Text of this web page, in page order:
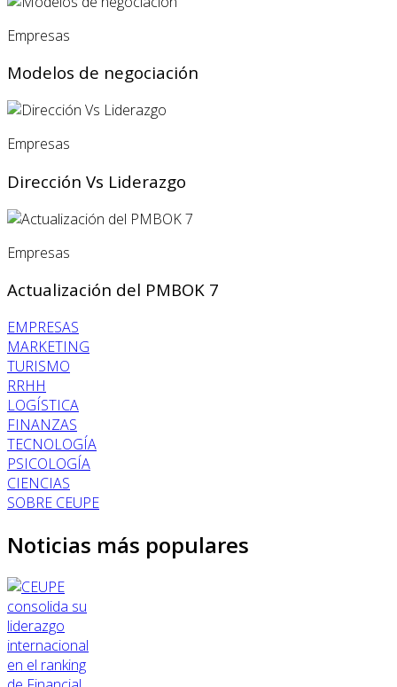
Empresas
Modelos de negociación
Empresas
Dirección Vs Liderazgo
Empresas
Actualización del PMBOK 7
EMPRESAS
MARKETING
TURISMO
RRHH
LOGÍSTICA
FINANZAS
TECNOLOGÍA
PSICOLOGÍA
CIENCIAS
SOBRE CEUPE
Noticias más populares